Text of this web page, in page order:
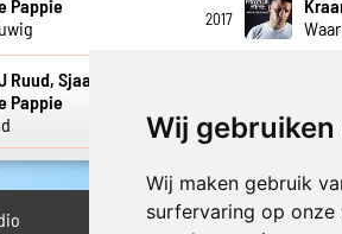
Wij
Wij maken gebruik
surfervaring op onze
Pappie
2017
Ruud, Sjaak en
Pappie
► Livestream informatie